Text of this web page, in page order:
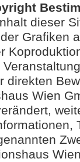
dieser
Grafiken
direkten
Wien